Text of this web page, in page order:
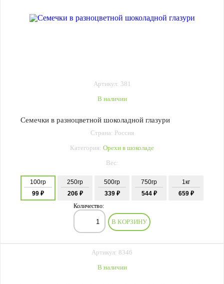
Артикул: 381
В наличии
Семечки в разноцветной шоколадной глазури
Страна: Россия
Категория: Орехи в шоколаде
Вес:
100гр
99 ₽
250гр
206 ₽
500гр
339 ₽
750гр
544 ₽
1кг
659 ₽
Количество:
В КОРЗИНУ
Артикул: 8346
В наличии